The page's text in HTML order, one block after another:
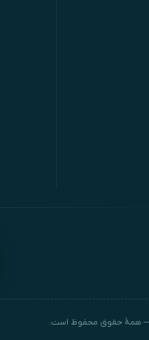
— همهٔ حقوق محفوظ است.